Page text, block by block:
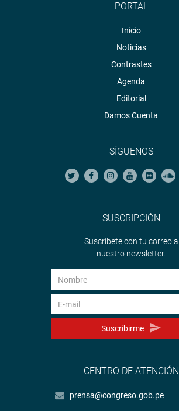
PORTAL
Inicio
Noticias
Contrastes
Agenda
Editorial
Damos Cuenta
SÍGUENOS
SUSCRIPCIÓN
Suscríbete con tu correo a
nuestro newsletter.
Suscribirme
CENTRO DE ATENCIÓN
prensa@congreso.gob.pe